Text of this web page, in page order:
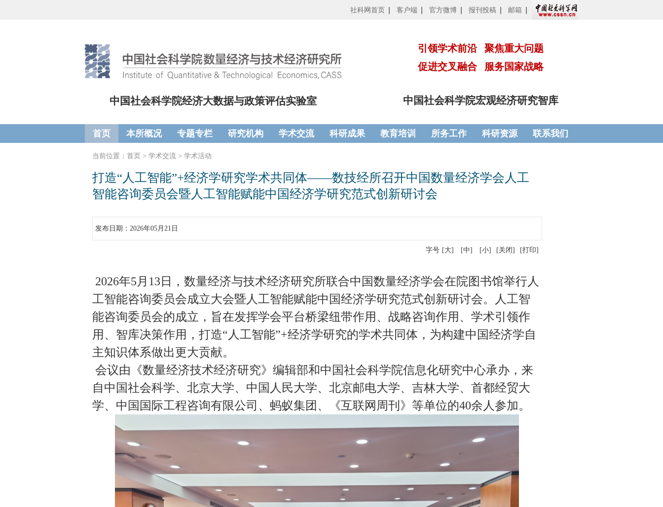
社科网首页 客户端 官方微博 报刊投稿 邮箱
中国社会科学院经济大数据与政策评估实验室
引领学术前沿
聚焦重大问题
促进交叉融合
服务国家战略
中国社会科学院宏观经济研究智库
首页 本所概况 专题专栏 研究机构 学术交流 科研成果 教育培训 所务工作 科研资源 联系我们
当前位置： 首页 > 学术交流 > 学术活动
打造“人工智能”+经济学研究学术共同体——数技经所召开中国数量经济学会人工
智能咨询委员会暨人工智能赋能中国经济学研究范式创新研讨会
发布日期：2026年05月21日
字号 [大] [中] [小] [关闭] [打印]
2026年5月13日，数量经济与技术经济研究所联合中国数量经济学会在院图书馆举行人
工智能咨询委员会成立大会暨人工智能赋能中国经济学研究范式创新研讨会。人工智
能咨询委员会的成立，旨在发挥学会平台桥梁纽带作用、战略咨询作用、学术引领作
用、智库决策作用，打造“人工智能”+经济学研究的学术共同体，为构建中国经济学自
主知识体系做出更大贡献。
会议由《数量经济技术经济研究》编辑部和中国社会科学院信息化研究中心承办，来
自中国社会科学、北京大学、中国人民大学、北京邮电大学、吉林大学、首都经贸大
学、中国国际工程咨询有限公司、蚂蚁集团、《互联网周刊》等单位的40余人参加。